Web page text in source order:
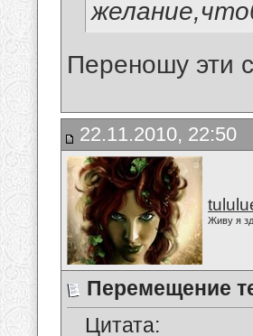
Переношу эти
22.11.2010, 22:50
Живу я
Перемещение
Цитата: